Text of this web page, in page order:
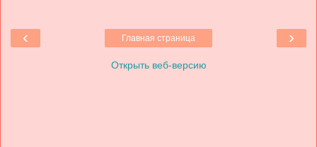
‹ ›
Главная страница
Открыть веб-версию